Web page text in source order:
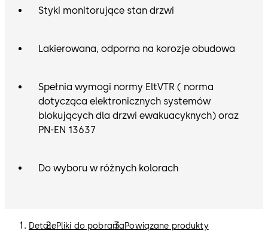
Styki monitorujące stan drzwi
Lakierowana, odporna na korozje obudowa
Spełnia wymogi normy EltVTR ( norma
dotycząca elektronicznych systemów
blokujących dla drzwi ewakuacyknych) oraz
PN-EN 13637
Do wyboru w różnych kolorach
DetalePliki do pobraniaPowiązane produkty